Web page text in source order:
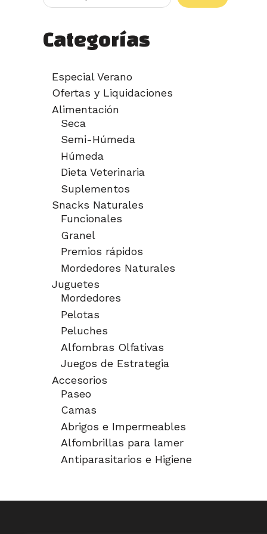
Categorías
Especial Verano
Ofertas y Liquidaciones
Alimentación
Seca
Semi-Húmeda
Húmeda
Dieta Veterinaria
Suplementos
Snacks Naturales
Funcionales
Granel
Premios rápidos
Mordedores Naturales
Juguetes
Mordedores
Pelotas
Peluches
Alfombras Olfativas
Juegos de Estrategia
Accesorios
Paseo
Camas
Abrigos e Impermeables
Alfombrillas para lamer
Antiparasitarios e Higiene